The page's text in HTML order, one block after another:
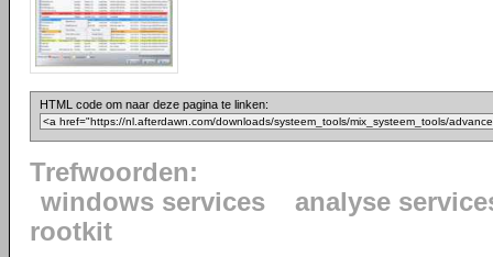
HTML code om naar deze pagina te linken:
Trefwoorden:
windows services
analyse
rootkit